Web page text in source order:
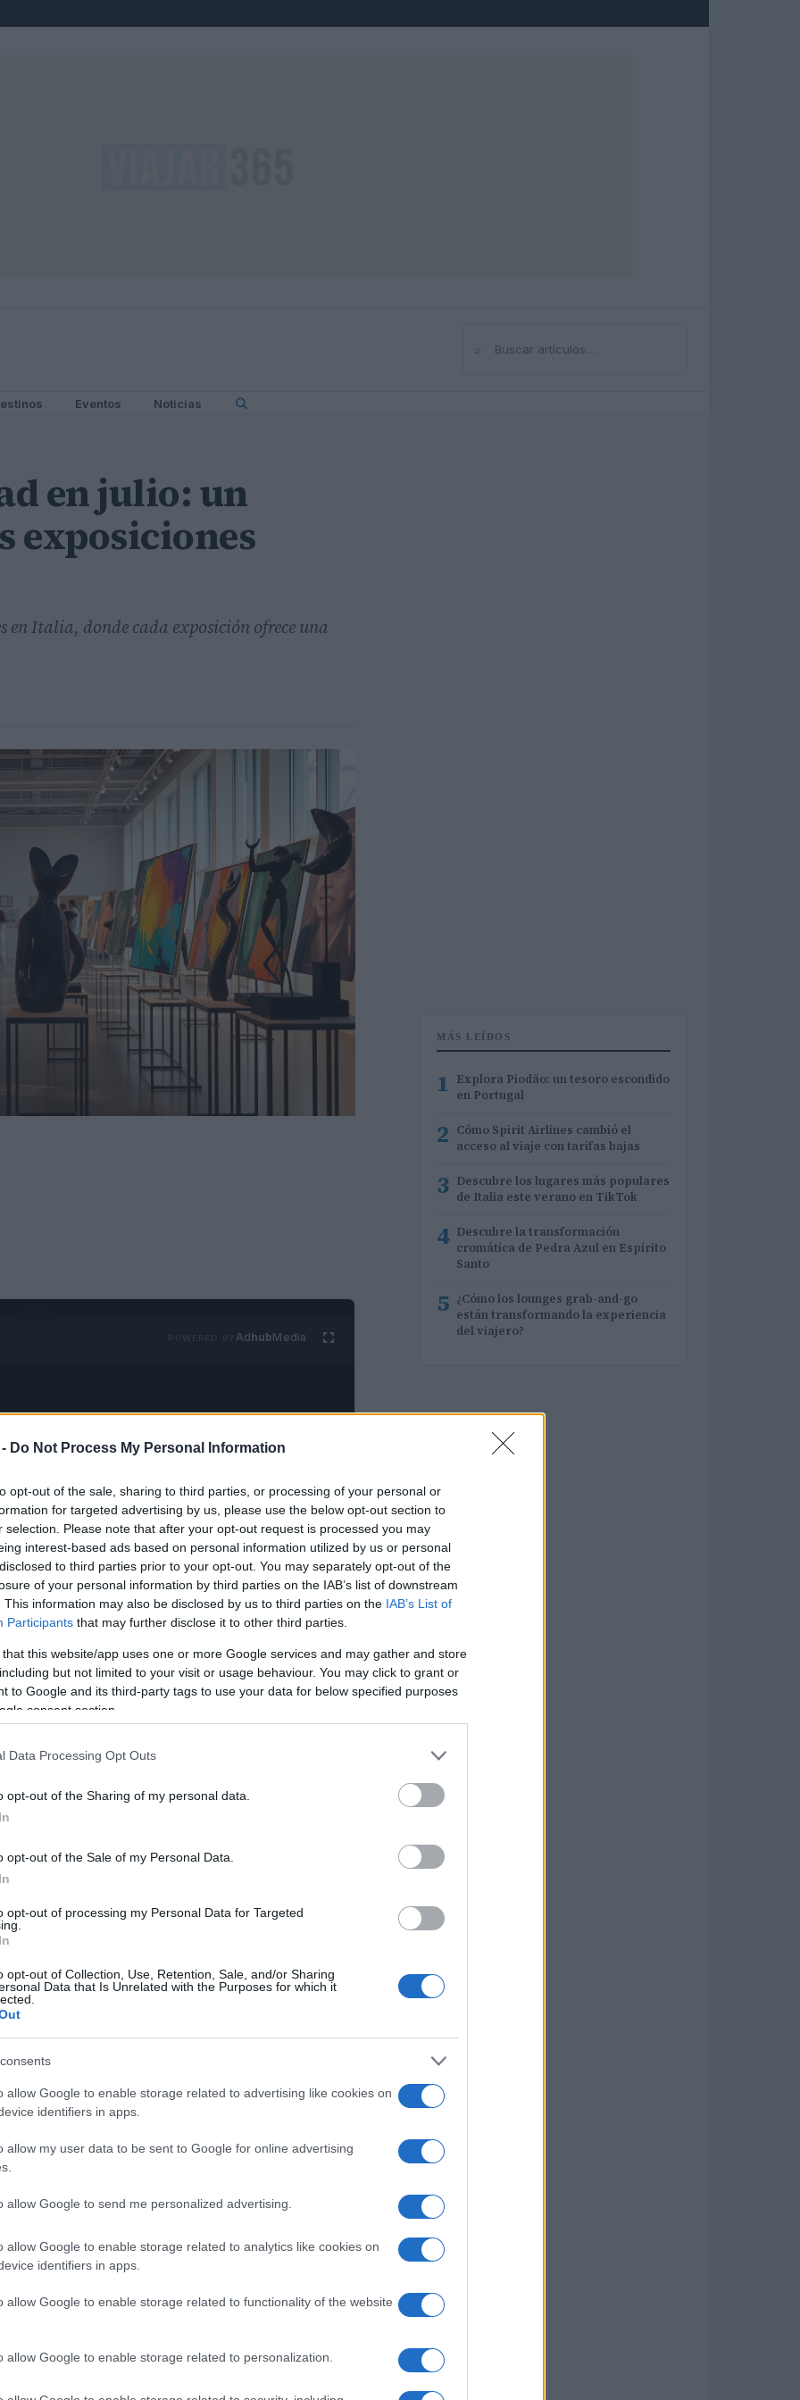
Do Not Process My Personal Information
opt-out of the sale, sharing to third parties, or processing of your personal or
for targeted advertising by us, please use the below opt-out section to
selection. Please note that after your opt-out request is processed you may
interest-based ads based on personal information utilized by us or personal
to third parties prior to your opt-out. You may separately opt-out of the
of your personal information by third parties on the IAB’s list of downstream
This information may also be disclosed by us to third parties on the IAB’s List of
Participants that may further disclose it to other third parties.
that this website/app uses one or more Google services and may gather and store
but not limited to your visit or usage behaviour. You may click to grant or
to Google and its third-party tags to use your data for below specified purposes
consent section.
Data Processing Opt Outs
opt-out of the Sharing of my personal data.
opt-out of the Sale of my Personal Data.
opt-out of processing my Personal Data for Targeted
opt-out of Collection, Use, Retention, Sale, and/or Sharing
Data that Is Unrelated with the Purposes for which it
allow Google to enable storage related to advertising like cookies on
identifiers in apps.
allow my user data to be sent to Google for online advertising
allow Google to send me personalized advertising.
allow Google to enable storage related to analytics like cookies on
identifiers in apps.
allow Google to enable storage related to functionality of the website
allow Google to enable storage related to personalization.
⌕Buscar
Eventos Noticias
en julio: un
exposiciones
en Italia, donde cada exposición ofrece una
AdhubMedia
y lleno de creatividad en Italia, donde las
en el fascinante mundo del arte. Desde
Pescara y Sora, cada muestra es una
y la profundidad de la expresión
un festín para la vista; son un viaje
sobre la condición humana y nuestra
tocado por una obra que habla
julio
a cabo en el Palazzo Bonaparte en
se exhibe una antología dedicada
por su profunda exploración del
más de 50 obras que abarcan desde los
Cada pieza es un testimonio de la
esencia del ser humano, invitando a los
y la historia que cada cuerpo
esconder cada escultura detrás de su
MÁS LEÍDOS
1 Explora Piodão: un tesoro escondido
en Portugal
2 Cómo Spirit Airlines cambió el
acceso al viaje con tarifas bajas
3 Descubre los lugares más populares
de Italia este verano en TikTok
4 Descubre la transformación
cromática de Pedra Azul en Espírito
Santo
5 ¿Cómo los lounges grab-and-go
están transformando la experiencia
del viajero?